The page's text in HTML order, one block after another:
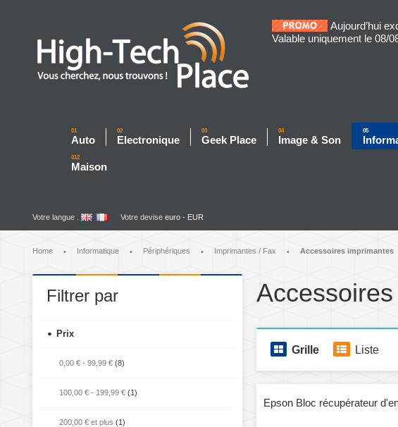
Aujourd’hui
Valable uniquement le 08/
01
Auto
02
Electronique
03
Geek Place
04
Image & Son
05
012
Maison
Votre langue : Votre devise euro - EUR
Home • Informatique • Périphériques • Imprimantes / Fax • Accessoires imprimantes
Grille Liste
Epson Bloc récupérateur
Filtrer par
Prix
0,00 € - 99,99 € (8)
100,00 € - 199,99 € (1)
200,00 € et plus (1)